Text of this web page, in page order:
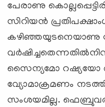
പേരാണു
സിറിയന്‍
സൈന്യമോ റഷ്യയോ
വ്യോമാക്രമണം
സംശയമില്ല.